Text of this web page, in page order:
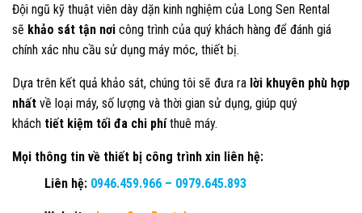
Đội ngũ kỹ thuật viên dày dặn kinh nghiệm của Long Sen Rental
sẽ khảo sát tận nơi công trình của quý khách hàng để đánh giá
chính xác nhu cầu sử dụng máy móc, thiết bị.
Dựa trên kết quả khảo sát, chúng tôi sẽ đưa ra lời khuyên phù hợp
nhất về loại máy, số lượng và thời gian sử dụng, giúp quý
khách tiết kiệm tối đa chi phíthuê máy.
Mọi thông tin về thiết bị công trình xin liên hệ:
Liên hệ: 0946.459.966 – 0979.645.893